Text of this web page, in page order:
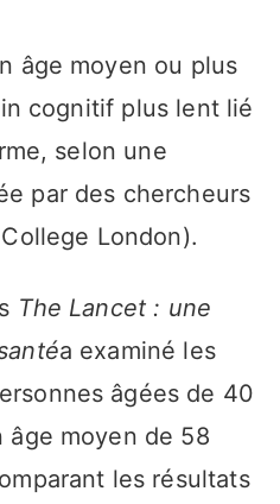
âge moyen ou plus
cognitif plus lent lié
selon une
par des chercheurs
London).
The Lancet : une
a examiné les
âgées de 40
âge moyen de 58
les résultats